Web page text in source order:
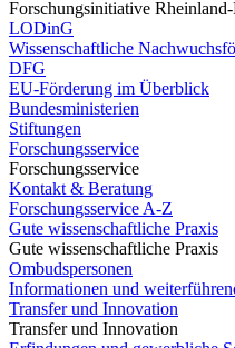
Forschungsinitiative
LODinG
Wissenschaftliche
DFG
EU-Förderung im Überblick
Bundesministerien
Stiftungen
Forschungsservice
Forschungsservice
Kontakt & Beratung
Forschungsservice A-Z
Gute wissenschaftliche Praxis
Gute wissenschaftliche Praxis
Ombudspersonen
Informationen und
Transfer und Innovation
Transfer und Innovation